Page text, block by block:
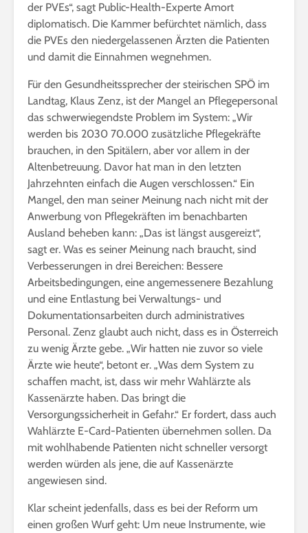
der PVEs“, sagt Public-Health-Experte Amort
diplomatisch. Die Kammer befürchtet nämlich, dass
die PVEs den niedergelassenen Ärzten die Patienten
und damit die Einnahmen wegnehmen.
Für den Gesundheitssprecher der steirischen SPÖ im
Landtag, Klaus Zenz, ist der Mangel an Pflegepersonal
das schwerwiegendste Problem im System: „Wir
werden bis 2030 70.000 zusätzliche Pflegekräfte
brauchen, in den Spitälern, aber vor allem in der
Altenbetreuung. Davor hat man in den letzten
Jahrzehnten einfach die Augen verschlossen.“ Ein
Mangel, den man seiner Meinung nach nicht mit der
Anwerbung von Pflegekräften im benachbarten
Ausland beheben kann: „Das ist längst ausgereizt“,
sagt er. Was es seiner Meinung nach braucht, sind
Verbesserungen in drei Bereichen: Bessere
Arbeitsbedingungen, eine angemessenere Bezahlung
und eine Entlastung bei Verwaltungs- und
Dokumentationsarbeiten durch administratives
Personal. Zenz glaubt auch nicht, dass es in Österreich
zu wenig Ärzte gebe. „Wir hatten nie zuvor so viele
Ärzte wie heute“, betont er. „Was dem System zu
schaffen macht, ist, dass wir mehr Wahlärzte als
Kassenärzte haben. Das bringt die
Versorgungssicherheit in Gefahr.“ Er fordert, dass auch
Wahlärzte E-Card-Patienten übernehmen sollen. Da
mit wohlhabende Patienten nicht schneller versorgt
werden würden als jene, die auf Kassenärzte
angewiesen sind.
Klar scheint jedenfalls, dass es bei der Reform um
einen großen Wurf geht: Um neue Instrumente, wie